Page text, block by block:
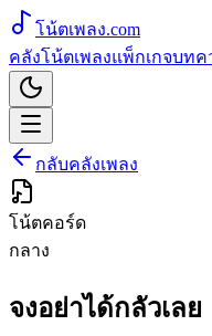
โน้ตเพลง.com
คลังโน้ตเพลงแพ็กเกจบทค
กลับคลังเพลง
โน้ตคอร์ด
กลาง
จงอย่าได้กลัวเลย